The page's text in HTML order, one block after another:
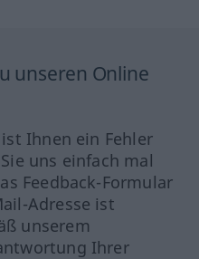
unseren Online
Ihnen ein Fehler
uns einfach mal
Feedback-Formular
Adresse ist
unserem
Ihrer